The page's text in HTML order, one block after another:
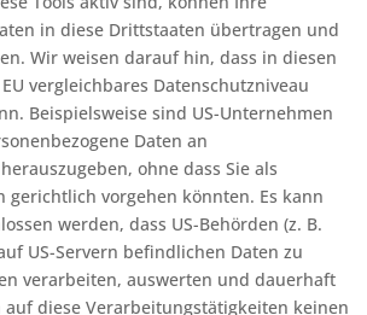
in diese Drittstaaten übertragen und
Wir weisen darauf hin, dass in diesen
vergleichbares Datenschutzniveau
Beispielsweise sind US-Unternehmen
Daten an
ohne dass Sie als
gerichtlich vorgehen könnten. Es kann
werden, dass US-Behörden (z. B.
US-Servern befindlichen Daten zu
verarbeiten, auswerten und dauerhaft
diese Verarbeitungstätigkeiten keinen